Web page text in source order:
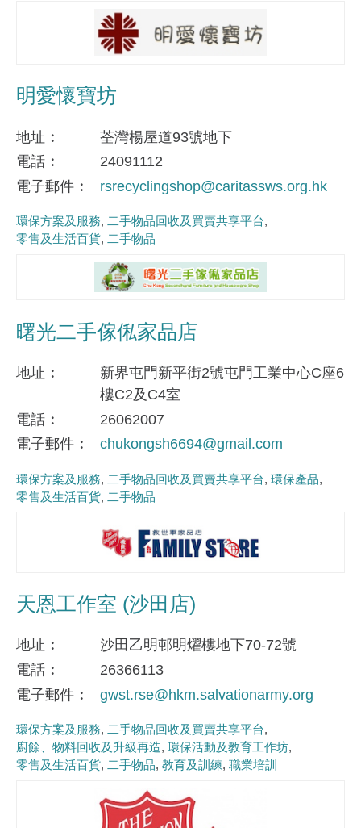
明愛懷寶坊
地址
荃灣楊屋道93號地下
電話
24091112
電子郵件
rsrecyclingshop@caritassws.org.hk
環保方案及服務
二手物品回收及買賣共享平台
零售及生活百貨 二手物品
曙光二手傢俬家品店
地址
新界屯門新平街2號屯門工業中心C座6
樓C2及C4室
電話
26062007
電子郵件
chukongsh6694@gmail.com
環保方案及服務 二手物品回收及買賣共享平台 環保產品
零售及生活百貨 二手物品
天恩工作室 (沙田店)
地址
沙田乙明邨明燿樓地下70-72號
電話
26366113
電子郵件
gwst.rse@hkm.salvationarmy.org
環保方案及服務
二手物品回收及買賣共享平台
廚餘、物料回收及升級再造 環保活動及教育工作坊
零售及生活百貨 二手物品 教育及訓練 職業培訓